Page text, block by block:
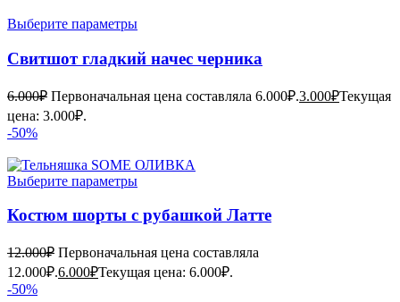
Выберите параметры
Свитшот гладкий начес черника
6.000₽ Первоначальная цена составляла 6.000₽.3.000₽Текущая
цена: 3.000₽.
-50%
Выберите параметры
Костюм шорты с рубашкой Латте
12.000₽ Первоначальная цена составляла
12.000₽.6.000₽Текущая цена: 6.000₽.
-50%